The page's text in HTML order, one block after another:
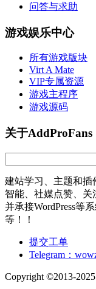
问答与求助
游戏娱乐中心
所有游戏版块
Virt A Mate
VIP专属资源
游戏主程序
游戏源码
关于AddProFans
建站学习、主题和
智能、社媒点赞、关
并承接WordPress等
等！！
提交工单
Telegram：
Copyright ©2013-2025